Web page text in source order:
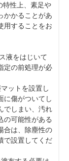
特性上、素足や
かかることがあ
用することをお
液をはじいて
定の前処理が必
ットを設置し
に傷がついてし
でしまい、汚れ
の可能性がある
合は、除塵性の
で設置してくだ